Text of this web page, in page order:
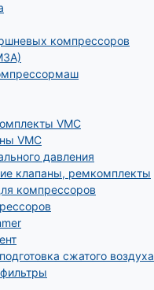
компрессоров
VMC
VMC
давления
клапаны, ремкомплекты
компрессоров
сжатого воздуха